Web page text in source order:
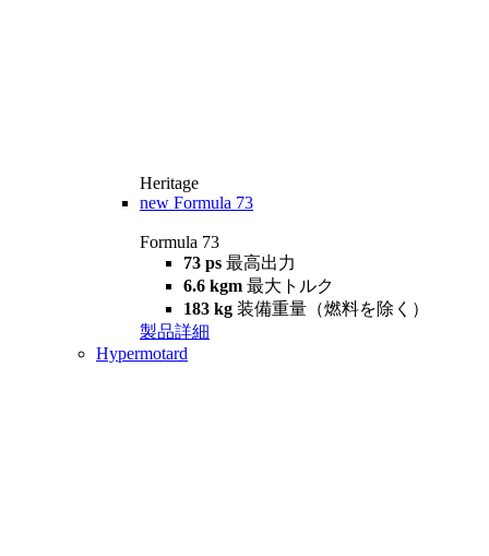
Heritage
new Formula 73
Formula 73
73 ps 最高出力
6.6 kgm 最大トルク
183 kg 装備重量（燃料を除く）
製品詳細
Hypermotard